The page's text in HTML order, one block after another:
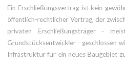
Ein Erschließungsvertrag ist kein
öffentlich-rechtlicher Vertrag, der
privaten Erschließungsträger -
Grundstücksentwickler - geschlossen
Infrastruktur für ein neues Baugebiet